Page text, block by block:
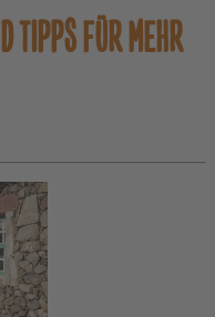
TIPPS FÜR MEHR